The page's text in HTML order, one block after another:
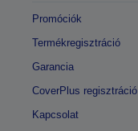
Promóciók
Termékregisztráció
Garancia
CoverPlus regisztráció
Kapcsolat